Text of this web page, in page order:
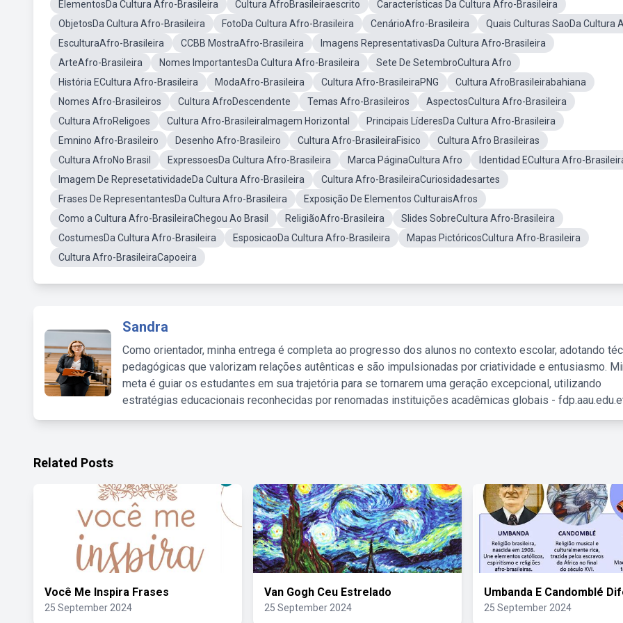
ElementosDa Cultura Afro-Brasileira
Cultura AfroBrasileiraescrito
Características Da Cultura Afro-Brasileira
ObjetosDa Cultura Afro-Brasileira
FotoDa Cultura Afro-Brasileira CenárioAfro-Brasileira
Quais Culturas SaoDa Cultura
EsculturaAfro-Brasileira
CCBB MostraAfro-Brasileira
Imagens RepresentativasDa Cultura Afro-Brasileira
ArteAfro-Brasileira
Nomes ImportantesDa Cultura Afro-Brasileira
Sete De SetembroCultura Afro
História ECultura Afro-Brasileira
ModaAfro-Brasileira Cultura Afro-BrasileiraPNG
Cultura AfroBrasileirabahiana
Nomes Afro-Brasileiros
Cultura AfroDescendente Temas Afro-Brasileiros
AspectosCultura Afro-Brasileira
Cultura AfroReligoes
Cultura Afro-BrasileiraImagem Horizontal
Principais LíderesDa Cultura Afro-Brasileira
Emnino Afro-Brasileiro
Desenho Afro-Brasileiro Cultura Afro-BrasileiraFisico
Cultura Afro Brasileiras
Cultura AfroNo Brasil
ExpressoesDa Cultura Afro-Brasileira Marca PáginaCultura Afro
Identidad ECultura Afro-
Imagem De RepresetatividadeDa Cultura Afro-Brasileira
Cultura Afro-BrasileiraCuriosidadesartes
Frases De RepresentantesDa Cultura Afro-Brasileira
Exposição De Elementos CulturaisAfros
Como a Cultura Afro-BrasileiraChegou Ao Brasil
ReligiãoAfro-Brasileira
Slides SobreCultura Afro-Brasileira
CostumesDa Cultura Afro-Brasileira
EsposicaoDa Cultura Afro-Brasileira
Mapas PictóricosCultura Afro-Brasileira
Cultura Afro-BrasileiraCapoeira
Sandra
Como orientador, minha entrega é completa ao progresso dos alunos no contexto escolar, adotando
pedagógicas que valorizam relações autênticas e são impulsionadas por criatividade e entusiasmo.
meta é guiar os estudantes em sua trajetória para se tornarem uma geração excepcional, utilizando
estratégias educacionais reconhecidas por renomadas instituições acadêmicas globais -
Related Posts
Você Me Inspira Frases
25 September 2024
Van Gogh Ceu Estrelado
25 September 2024
Umbanda E Candomblé
25 September 2024